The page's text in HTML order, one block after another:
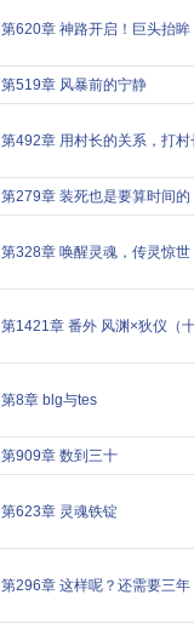
第620章 神路开启！巨头抬眸
第519章 风暴前的宁静
第492章 用村长的关系，打村
第279章 装死也是要算时间的
第328章 唤醒灵魂，传灵惊世
第1421章 番外 风渊×狄仪（十
第8章 blg与tes
第909章 数到三十
第623章 灵魂铁锭
第296章 这样呢？还需要三